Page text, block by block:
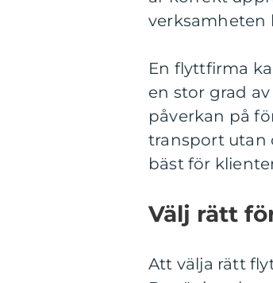
verksamheten
En flyttfirma
en stor grad
påverkan på
transport utan
bäst för
Välj rätt
Att välja rätt